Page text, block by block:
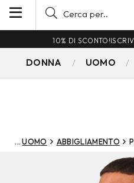
10% DI SCONTO!
DONNA UOMO
UOMO ABBIGLIAMENTO